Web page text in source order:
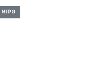
MIPG